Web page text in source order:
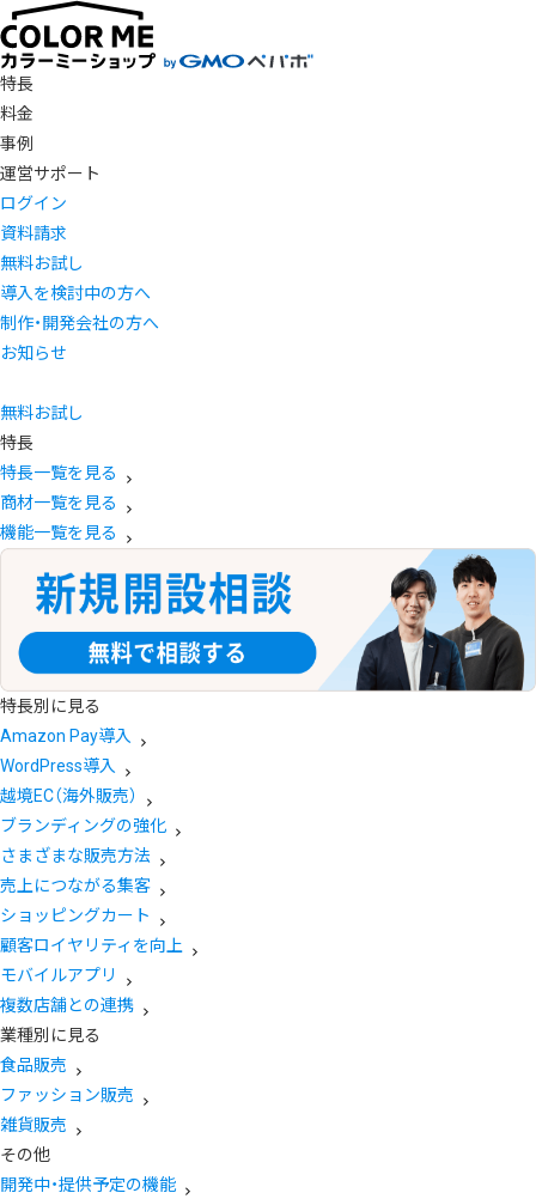
特長
料金
事例
運営サポート
ログイン
資料請求
無料お試し
導入を検討中の方へ
制作・開発会社の方へ
お知らせ
無料お試し
特長
特長一覧を見る
商材一覧を見る
機能一覧を見る
特長別に見る
Amazon Pay導入
WordPress導入
越境EC（海外販売）
ブランディングの強化
さまざまな販売方法
売上につながる集客
ショッピングカート
顧客ロイヤリティを向上
モバイルアプリ
複数店舗との連携
業種別に見る
食品販売
ファッション販売
雑貨販売
その他
開発中・提供予定の機能